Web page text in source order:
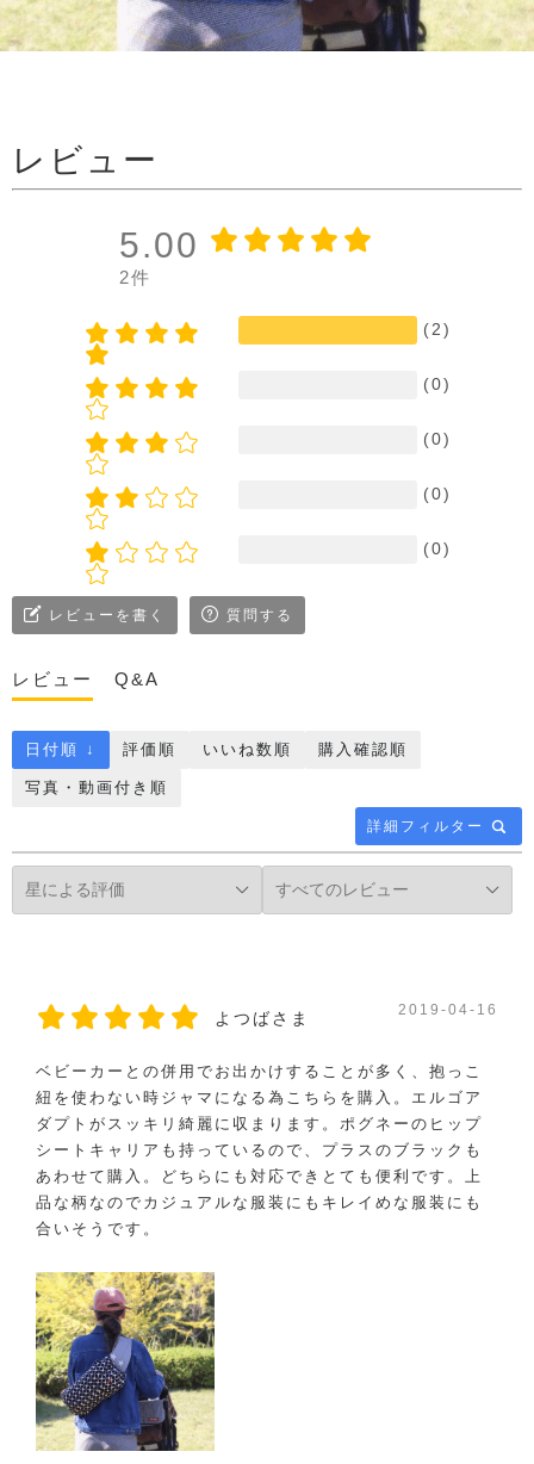
レビュー
5.00
2件
(2)
(0)
(0)
(0)
(0)
レビューを書く 質問する
レビュー Q&A
詳細フィルター
日付順 ↓ 評価順 いいね数順 購入確認順
写真・動画付き順
よつばさま 2019-04-16
ベビーカーとの併用でお出かけすることが多く、抱っこ
紐を使わない時ジャマになる為こちらを購入。エルゴア
ダプトがスッキリ綺麗に収まります。ポグネーのヒップ
シートキャリアも持っているので、プラスのブラックも
あわせて購入。どちらにも対応できとても便利です。上
品な柄なのでカジュアルな服装にもキレイめな服装にも
合いそうです。